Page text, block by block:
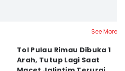
See More
Tol Pulau Rimau Dibuka 1
Arah, Tutup Lagi Saat